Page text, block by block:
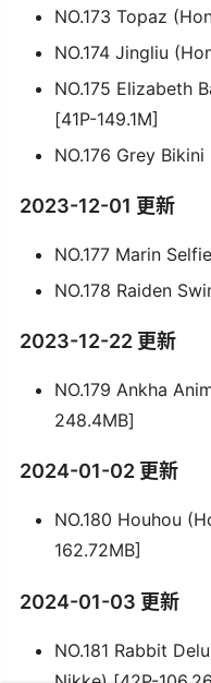
NO.173 Topaz
NO.174 Jingliu
NO.175 Elizabeth
[41P-149.1M]
NO.176 Grey
2023-12-01 更新
NO.177 Marin
NO.178 Raiden
2023-12-22 更新
NO.179 Ankha
248.4MB]
2024-01-02 更新
NO.180 Houhou
162.72MB]
2024-01-03 更新
NO.181 Rabbit